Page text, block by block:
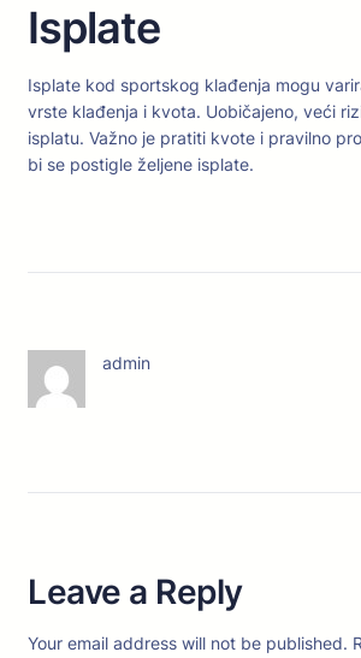
Isplate
Isplate kod sportskog klađenja mogu
vrste klađenja i kvota. Uobičajeno, veći
isplatu. Važno je pratiti kvote i pravilno
bi se postigle željene isplate.
admin
Leave a Reply
Your email address will not be published.